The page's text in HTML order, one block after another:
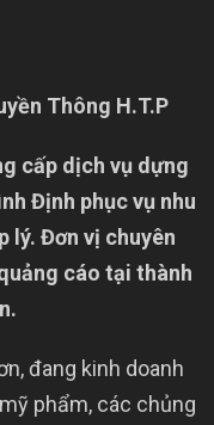
Thông H.T.P
cấp dịch vụ dựng
Định phục vụ nhu
lý. Đơn vị chuyên
cáo tại thành
đang kinh doanh
phẩm, các chủng